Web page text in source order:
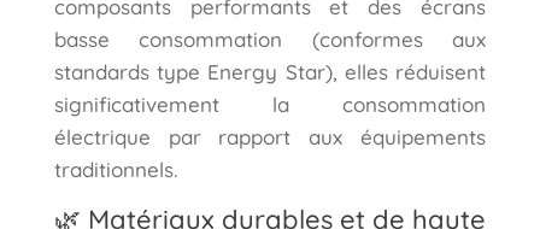
composants performants et des écrans
basse consommation (conformes aux
standards type Energy Star), elles réduisent
significativement la consommation
électrique par rapport aux équipements
traditionnels.
🌿 Matériaux durables et de haute